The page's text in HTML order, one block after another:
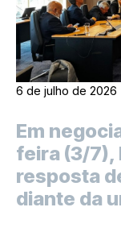
6 de julho de 2026
Em
feira (3/7),
resposta
diante da